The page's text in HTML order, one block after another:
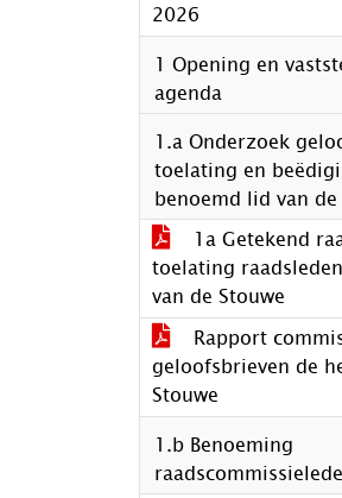
2026
1 Opening en
agenda
1.a Onderzoek
toelating en
benoemd lid van
1a Getekend
toelating
van de Stouwe
Rapport
geloofsbrieven de
Stouwe
1.b Benoeming